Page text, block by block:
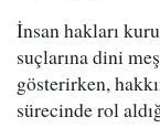
İnsan hakları
suçlarına dini
gösterirken,
sürecinde rol